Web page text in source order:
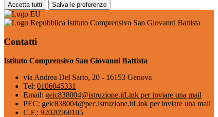
Accetta tutti Salva le preferenze
Istituto Comprensivo San Giovanni Battista
Contatti
Istituto Comprensivo San Giovanni Battista
via Andrea Del Sarto, 20 - 16153 Genova
Tel: 0106045331
Email: geic838004@istruzione.itLink per inviare una mail
PEC: geic838004@pec.istruzione.itLink per inviare una mail
C.F.: 92020560105